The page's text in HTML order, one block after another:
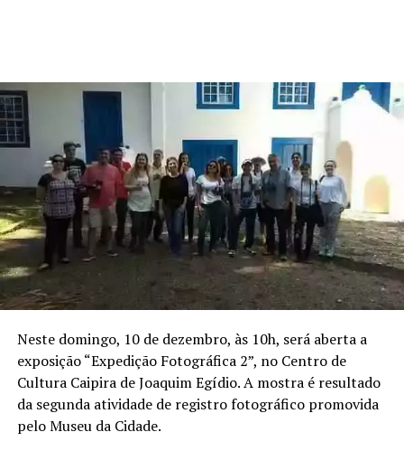
Neste domingo, 10 de dezembro, às 10h, será aberta a
exposição “Expedição Fotográfica 2”, no Centro de
Cultura Caipira de Joaquim Egídio. A mostra é resultado
da segunda atividade de registro fotográfico promovida
pelo Museu da Cidade.